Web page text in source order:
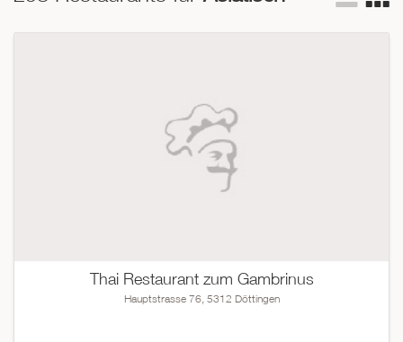
auch schmackhaft und gesund. In dieser Liste sind die
Speisen, dann versuchen Sie einen dieser asiatischen Top-
Restaurants. Nur noch Augen zu und geniessen und
Thai Restaurant zum Gambrinus
Hauptstrasse 76, 5312 Döttingen